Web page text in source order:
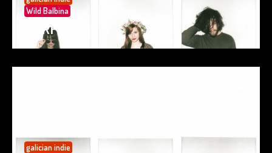
Wild Balbina
SURFIN’
galician indie